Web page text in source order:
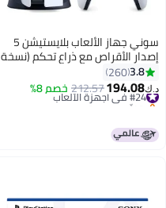
سوني جهاز الألعاب بلايستيشن 5
إصدار الأقراص مع ذراع تحكم (نسخة
الإمارات العربية المتحدة)
3.8
260
د.ك‏194.08
212.57خصم 8% #24 في أجهزة الألعاب
بتخلّص بسرعة
#24 في أجهزة الألعاب